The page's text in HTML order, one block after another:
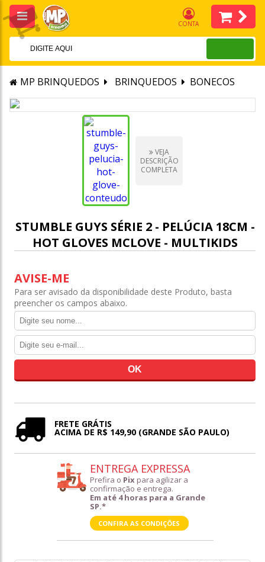
CONTA
MP BRINQUEDOS BRINQUEDOS BONECOS
VEJA
DESCRIÇÃO
COMPLETA
STUMBLE GUYS SÉRIE 2 - PELÚCIA 18CM -
HOT GLOVES MCLOVE - MULTIKIDS
AVISE-ME
Para ser avisado da disponibilidade deste Produto, basta
preencher os campos abaixo.
FRETE GRÁTIS
ACIMA DE R$ 149,90 (GRANDE SÃO PAULO)
ENTREGA EXPRESSA
Prefira o Pix para agilizar a
confirmação e entrega.
Em até 4 horas para a Grande
SP.*
CONFIRA AS CONDIÇÕES